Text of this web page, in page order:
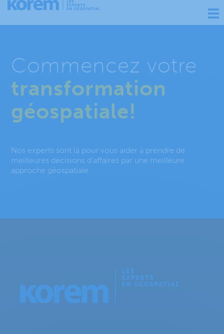
Commencez votre
transformation
géospatiale!
Nos experts sont là pour vous aider à prendre de
meilleures décisions d’affaires par une meilleure
approche géospatiale.